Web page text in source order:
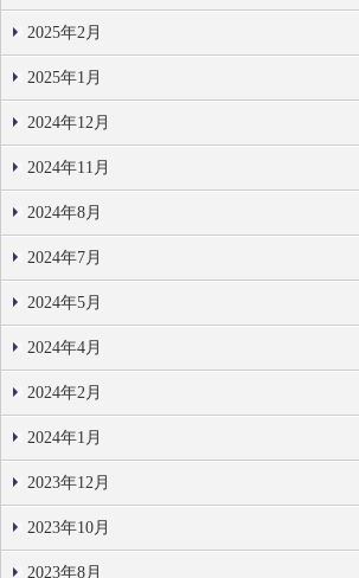
2025年2月
2025年1月
2024年12月
2024年11月
2024年8月
2024年7月
2024年5月
2024年4月
2024年2月
2024年1月
2023年12月
2023年10月
2023年8月